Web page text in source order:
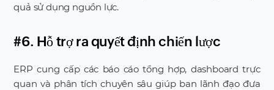
quả sử dụng nguồn lực.
#6. Hỗ trợ ra quyết định chiến lược
ERP cung cấp các báo cáo tổng hợp, dashboard trực
quan và phân tích chuyên sâu giúp ban lãnh đạo đưa